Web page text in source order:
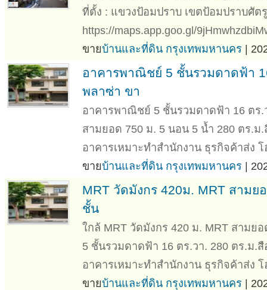
ที่ตั้ง : แขวงป้อมปราบ เขตป้อมปราบศัต
https://maps.app.goo.gl/
ขายบ้านและที่ดิน กรุงเทพมหานคร |
อาคารพาณิชย์ 5 ชั้นรวมดาดฟ้า
พลาซ่า ขา
อาคารพาณิชย์ 5 ชั้นรวมดาดฟ้า 16 ตร.
สามยอด 750 ม. 5 นอน 5 น้ำ 280 ตร.
อาคารเหมาะทำสำนักงาน ธุรกิจค้าส่ง
ขายบ้านและที่ดิน กรุงเทพมหานคร |
MRT วัดมังกร 420ม. MRT สาม
ชั้น
ใกล้ MRT วัดมังกร 420 ม. MRT สาม
5 ชั้นรวมดาดฟ้า 16 ตร.วา. 280 ตร.ม.
อาคารเหมาะทำสำนักงาน ธุรกิจค้าส่ง
ขายบ้านและที่ดิน กรุงเทพมหานคร |